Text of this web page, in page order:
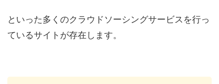
といった多くのクラウドソーシングサービスを行っ
ているサイトが存在します。